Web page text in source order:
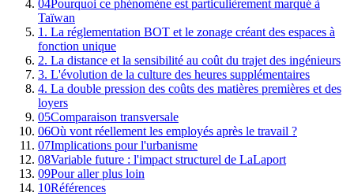
04Pourquoi ce phénomène est particulièrement marqué à
Taïwan
1. La réglementation BOT et le zonage créant des espaces à
fonction unique
2. La distance et la sensibilité au coût du trajet des ingénieurs
3. L'évolution de la culture des heures supplémentaires
4. La double pression des coûts des matières premières et des
loyers
05Comparaison transversale
06Où vont réellement les employés après le travail ?
07Implications pour l'urbanisme
08Variable future : l'impact structurel de LaLaport
09Pour aller plus loin
10Références